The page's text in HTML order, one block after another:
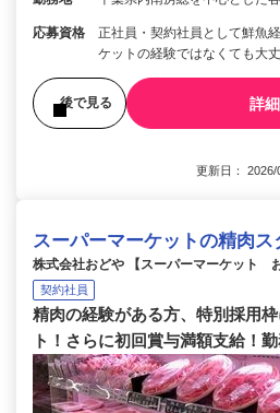
応募資格
正社員・契約社員として鮮
ケットの経験ではなくても大
後で見る 詳
更新日：
スーパーマーケットの精肉ス
株式会社おどや 【スーパーマーケット お
契約社員
精肉の経験がある方、特別採用
ト！さらに初回賞与満額支給！